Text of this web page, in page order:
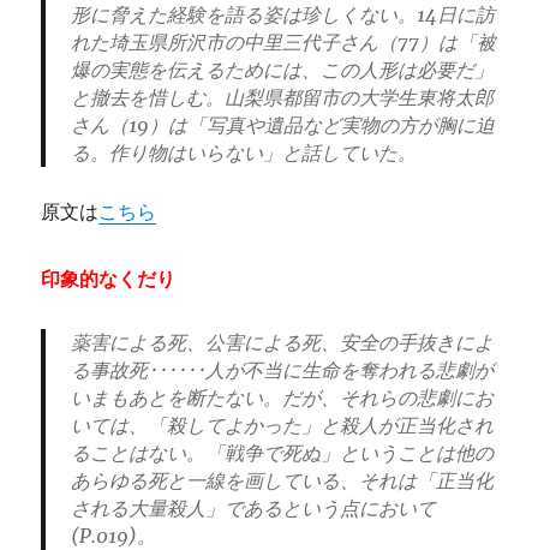
形に脅えた経験を語る姿は珍しくない。14日に訪
れた埼玉県所沢市の中里三代子さん（77）は「被
爆の実態を伝えるためには、この人形は必要だ」
と撤去を惜しむ。山梨県都留市の大学生東将太郎
さん（19）は「写真や遺品など実物の方が胸に迫
る。作り物はいらない」と話していた。
原文はこちら
印象的なくだり
薬害による死、公害による死、安全の手抜きによ
る事故死･･････人が不当に生命を奪われる悲劇が
いまもあとを断たない。だが、それらの悲劇にお
いては、「殺してよかった」と殺人が正当化され
ることはない。「戦争で死ぬ」ということは他の
あらゆる死と一線を画している、それは「正当化
される大量殺人」であるという点において
(P.019)。